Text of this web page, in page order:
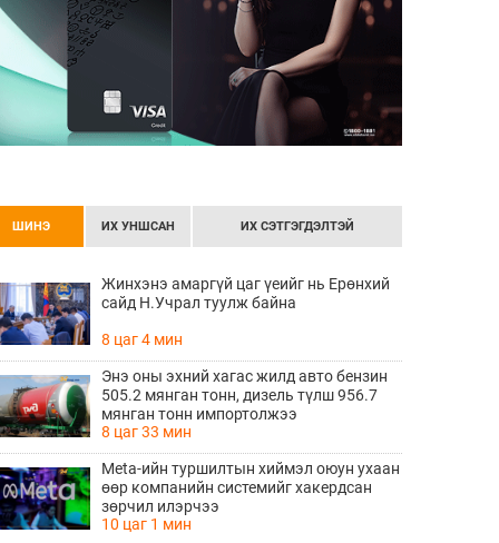
ШИНЭ ИХ УНШСАН ИХ СЭТГЭГДЭЛТЭЙ
Жинхэнэ амаргүй цаг үеийг нь Ерөнхий
сайд Н.Учрал туулж байна
8 цаг 4 мин
Энэ оны эхний хагас жилд авто бензин
505.2 мянган тонн, дизель түлш 956.7
мянган тонн импортолжээ
8 цаг 33 мин
Meta-ийн туршилтын хиймэл оюун ухаан
өөр компанийн системийг хакердсан
зөрчил илэрчээ
10 цаг 1 мин